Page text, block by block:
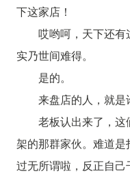
下这家店！
哎哟呵，天下还有
实乃世间难得。
是的。
来盘店的人，就是
老板认出来了，
架的那群家伙。难道
过无所谓啦，反正自己